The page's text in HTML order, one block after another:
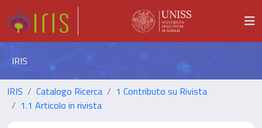
IRIS
IRIS Catalogo Ricerca
1 Contributo su Rivista
1.1 Articolo in rivista